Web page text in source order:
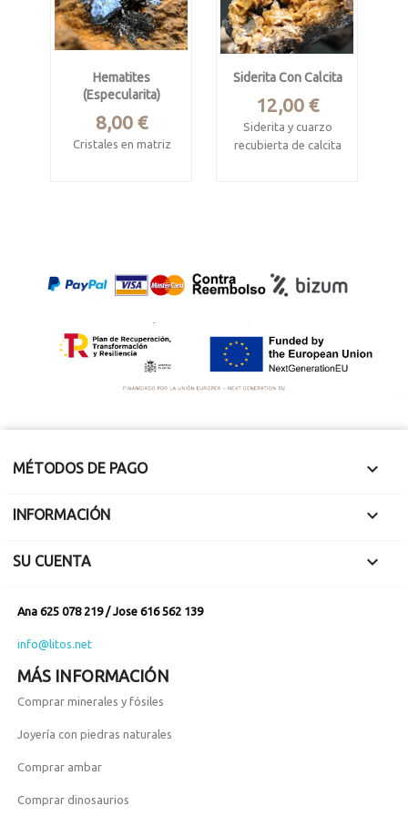
Hematites
(Especularita)
Precio
8,00 €
Cristales en matriz
Siderita Con Calcita
Precio
12,00 €
Siderita y cuarzo
recubierta de calcita
MÉTODOS DE PAGO 
INFORMACIÓN 
SU CUENTA 
Ana 625 078 219 / Jose 616 562 139
info@litos.net
MÁS INFORMACIÓN
Comprar minerales y fósiles
Joyería con piedras naturales
Comprar ambar
Comprar dinosaurios